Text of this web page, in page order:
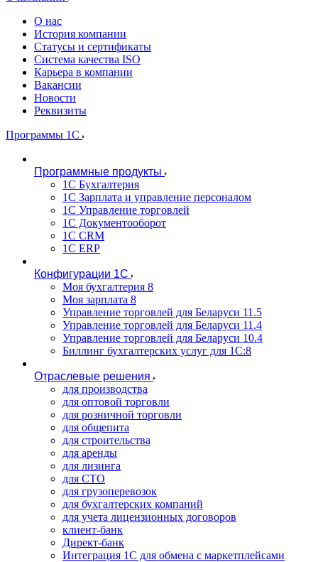
О нас
История компании
Статусы и сертификаты
Система качества ISO
Карьера в компании
Вакансии
Новости
Реквизиты
Программы 1С
Программные продукты
1С Бухгалтерия
1С Зарплата и управление персоналом
1С Управление торговлей
1С Документооборот
1С CRM
1С ERP
Конфигурации 1С
Моя бухгалтерия 8
Моя зарплата 8
Управление торговлей для Беларуси 11.5
Управление торговлей для Беларуси 11.4
Управление торговлей для Беларуси 10.4
Биллинг бухгалтерских услуг для 1С:8
Отраслевые решения
для производства
для оптовой торговли
для розничной торговли
для общепита
для строительства
для аренды
для лизинга
для СТО
для грузоперевозок
для бухгалтерских компаний
для учета лицензионных договоров
клиент-банк
Директ-банк
Интеграция 1C для обмена с маркетплейсами